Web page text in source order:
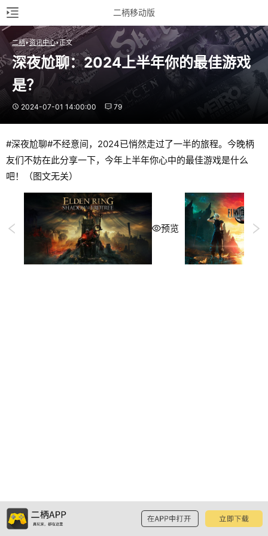
二柄移动版
二柄 资讯中心 正文
深夜尬聊：2024上半年你的最佳游戏
是？
2024-07-01 14:00:00 79
#深夜尬聊#不经意间，2024已悄然走过了一半的旅程。今晚柄
友们不妨在此分享一下，今年上半年你心中的最佳游戏是什么
吧！（图文无关）
预览